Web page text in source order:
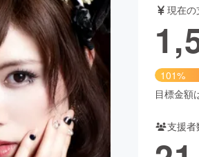
舞台・パフォーマンス
フード・飲食店
アニメ・漫画
ビューティー・ヘルスケ
現在
101%
目標金額
支援者